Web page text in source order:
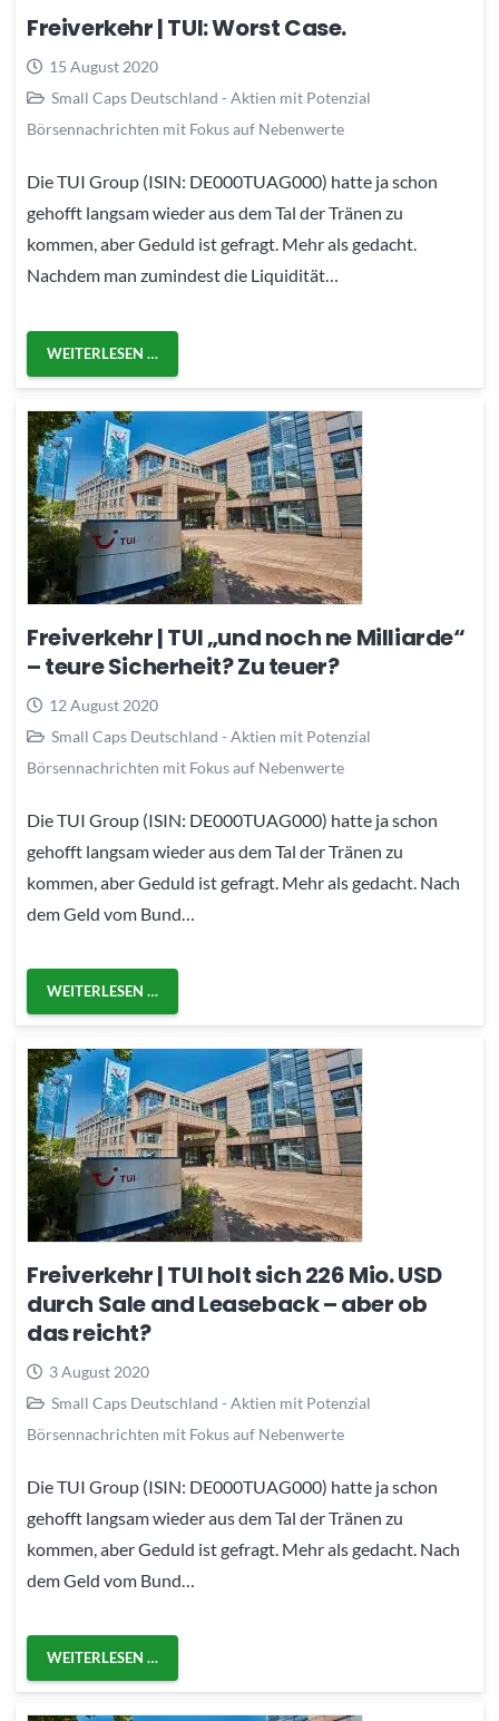
Freiverkehr | TUI: Worst Case.
15 August 2020
Small Caps Deutschland - Aktien mit Potenzial
Börsennachrichten mit Fokus auf Nebenwerte
Die TUI Group (ISIN: DE000TUAG000) hatte ja schon
gehofft langsam wieder aus dem Tal der Tränen zu
kommen, aber Geduld ist gefragt. Mehr als gedacht.
Nachdem man zumindest die Liquidität…
WEITERLESEN …
Freiverkehr | TUI „und noch ne Milliarde“
– teure Sicherheit? Zu teuer?
12 August 2020
Small Caps Deutschland - Aktien mit Potenzial
Börsennachrichten mit Fokus auf Nebenwerte
Die TUI Group (ISIN: DE000TUAG000) hatte ja schon
gehofft langsam wieder aus dem Tal der Tränen zu
kommen, aber Geduld ist gefragt. Mehr als gedacht. Nach
dem Geld vom Bund…
WEITERLESEN …
Freiverkehr | TUI holt sich 226 Mio. USD
durch Sale and Leaseback – aber ob
das reicht?
3 August 2020
Small Caps Deutschland - Aktien mit Potenzial
Börsennachrichten mit Fokus auf Nebenwerte
Die TUI Group (ISIN: DE000TUAG000) hatte ja schon
gehofft langsam wieder aus dem Tal der Tränen zu
kommen, aber Geduld ist gefragt. Mehr als gedacht. Nach
dem Geld vom Bund…
WEITERLESEN …